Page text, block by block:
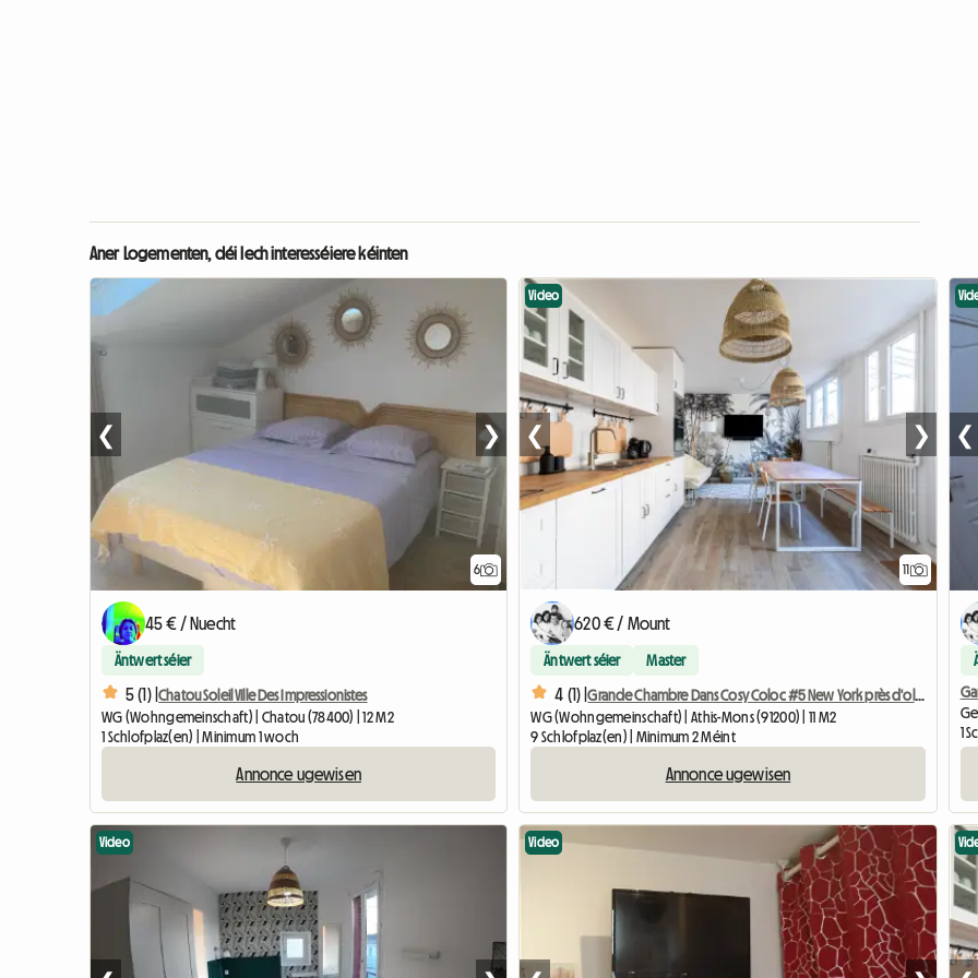
Aner Logementen, déi Iech interesséiere kéinten
6
❮ ❯
45 € / Nuecht
Äntwert séier
5 (1) |Chatou Soleil Ville Des Impressionistes
WG (Wohngemeinschaft) | Chatou (78400) | 12 M2
1 Schlofplaz(en) | Minimum 1 woch
Annonce ugewisen
11
Video
❮ ❯
620 € / Mount
Äntwert séier Master
4 (1) |
Grande Chambre Dans Cosy Coloc #5 New York près d'olry
WG (Wohngemeinschaft) | Athis-Mons (91200) | 11 M2
9 Schlofplaz(en) | Minimum 2 Méint
Annonce ugewisen
❮
1
Video Video